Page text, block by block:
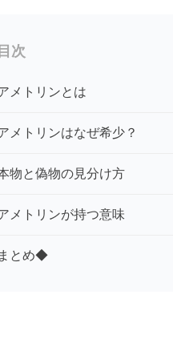
目次
メトリンとは
メトリンはなぜ希少？
物と偽物の見分け方
メトリンが持つ意味
まとめ◆